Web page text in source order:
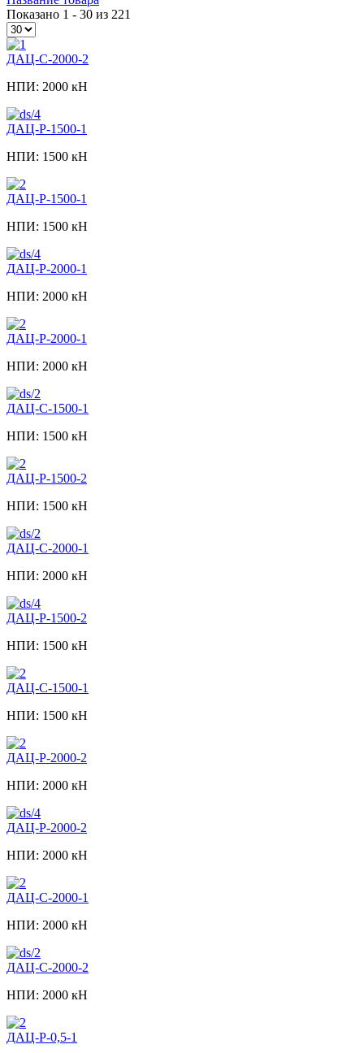
Показано 1 - 30 из 221
ДАЦ-С-2000-2
НПИ: 2000 кН
ДАЦ-Р-1500-1
НПИ: 1500 кН
ДАЦ-Р-1500-1
НПИ: 1500 кН
ДАЦ-Р-2000-1
НПИ: 2000 кН
ДАЦ-Р-2000-1
НПИ: 2000 кН
ДАЦ-С-1500-1
НПИ: 1500 кН
ДАЦ-Р-1500-2
НПИ: 1500 кН
ДАЦ-С-2000-1
НПИ: 2000 кН
ДАЦ-Р-1500-2
НПИ: 1500 кН
ДАЦ-С-1500-1
НПИ: 1500 кН
ДАЦ-Р-2000-2
НПИ: 2000 кН
ДАЦ-Р-2000-2
НПИ: 2000 кН
ДАЦ-С-2000-1
НПИ: 2000 кН
ДАЦ-С-2000-2
НПИ: 2000 кН
ДАЦ-Р-0,5-1